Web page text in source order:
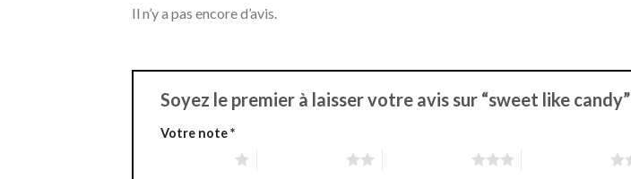
Il n’y a pas encore d’avis.
Soyez le premier à laisser votre avis sur “sweet like candy”
Votre note*